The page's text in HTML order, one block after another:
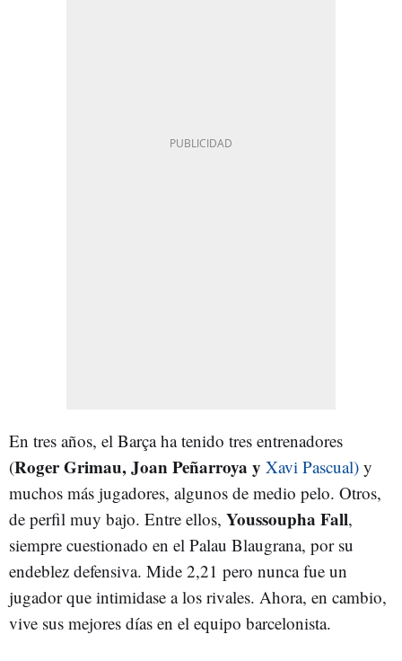
En tres años, el Barça ha tenido tres entrenadores
(RogerGrimau, Joan Peñarroya y Xavi Pascual) y
muchos más jugadores, algunos de medio pelo. Otros,
de perfil muy bajo. Entre ellos, Youssoupha Fall,
siempre cuestionado en el Palau Blaugrana, por su
endeblez defensiva. Mide 2,21 pero nunca fue un
jugador que intimidase a los rivales. Ahora, en cambio,
vive sus mejores días en el equipo barcelonista.